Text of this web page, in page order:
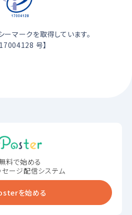
ーマークを取得しています。
号】
料で始める
セージ配信システム
を始める